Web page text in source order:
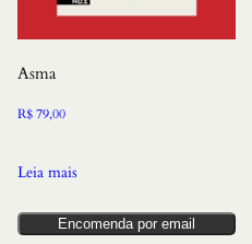
Asma
R$79,00
Leia mais
Encomenda por email